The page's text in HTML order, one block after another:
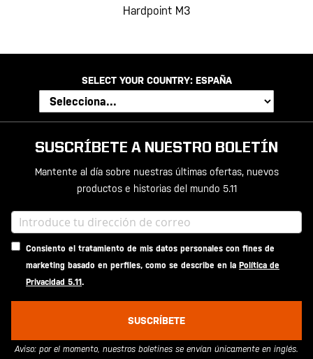
Hardpoint M3
SELECT YOUR COUNTRY: ESPAÑA
SUSCRÍBETE A NUESTRO BOLETÍN
Mantente al día sobre nuestras últimas ofertas, nuevos
productos e historias del mundo 5.11
Consiento el tratamiento de mis datos personales con fines de
marketing basado en perfiles, como se describe en la Política de
Privacidad 5.11.
SUSCRÍBETE
Aviso: por el momento, nuestros boletines se envían únicamente en inglés.